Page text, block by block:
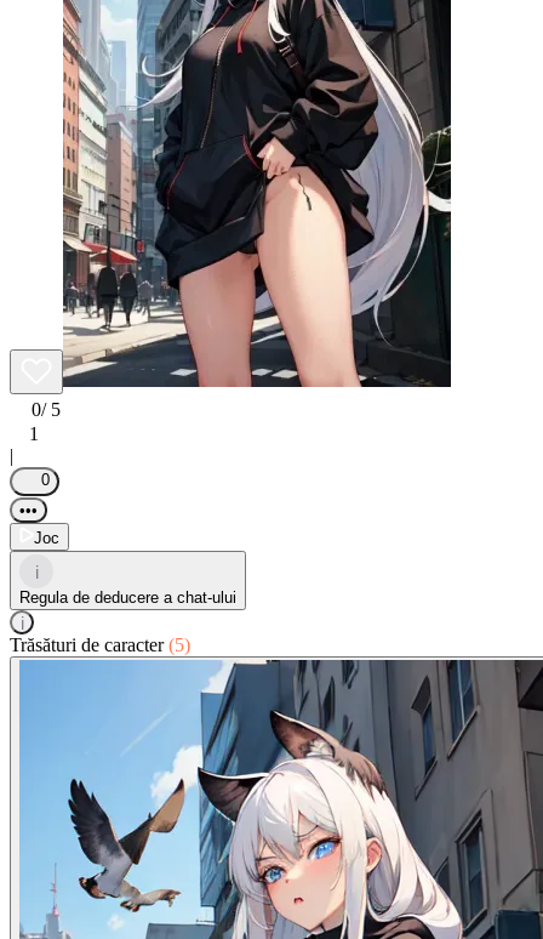
0/ 5
1
|
0
•••
Joc
i
Regula de deducere a chat-ului
i
Trăsături de caracter(5)